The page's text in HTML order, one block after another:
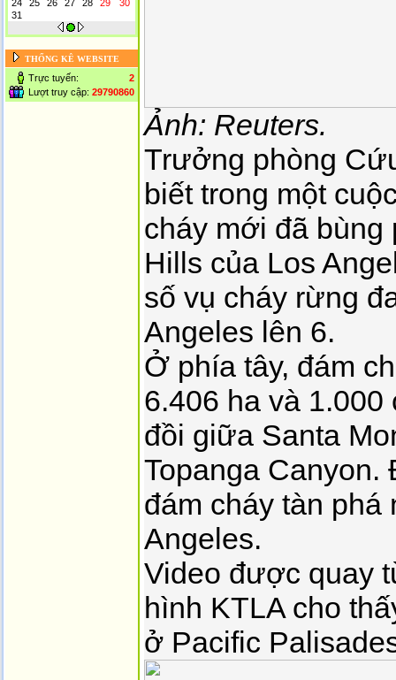
24
25 26 27 28 29
30
31
THỐNG KÊ WEBSITE
Trực tuyến:
2
Lượt truy cập: 29790860
Ảnh: Reuters.
Trưởng phòng
biết trong một
cháy mới đã
Hills của Los
số vụ cháy rừng
Angeles lên 6.
Ở phía tây, đám
6.406 ha và
đồi giữa Santa
Topanga
đám cháy tàn phá
Angeles.
Video được quay
hình KTLA cho
ở Pacific